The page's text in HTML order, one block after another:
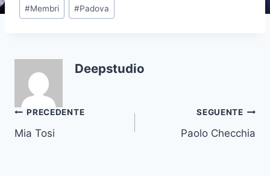
articolo:
#Membri #Padova
Deepstudio
Navigazione
articoli
PRECEDENTE
Mia Tosi
SEGUENTE
Paolo Checchia